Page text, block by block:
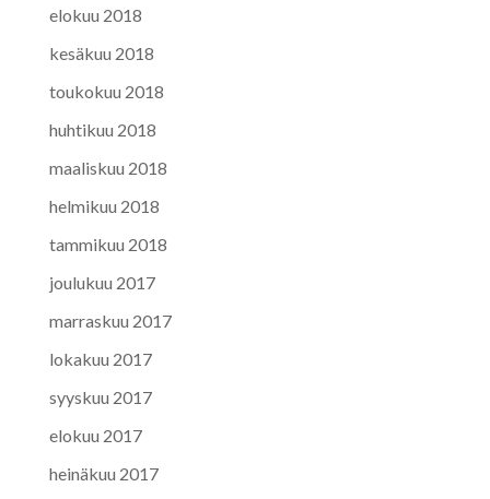
elokuu 2018
kesäkuu 2018
toukokuu 2018
huhtikuu 2018
maaliskuu 2018
helmikuu 2018
tammikuu 2018
joulukuu 2017
marraskuu 2017
lokakuu 2017
syyskuu 2017
elokuu 2017
heinäkuu 2017